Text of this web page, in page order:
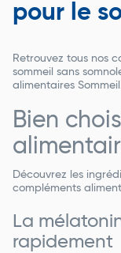
pour le
Retrouvez tous nos
sommeil sans
alimentaires
Bien
Découvrez les
compléments
La
rapidement